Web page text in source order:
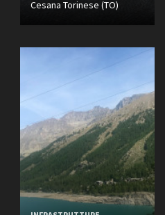
Cesana Torinese (TO)